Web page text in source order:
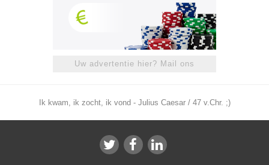
Uw advertentie hier? Mail ons
Ik kwam, ik zocht, ik vond - Julius Caesar / 47 v.Chr. ;)